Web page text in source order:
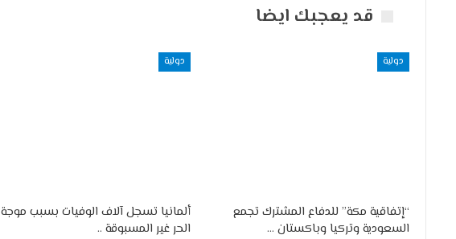
قد يعجبك ايضا
دولية
“إتفاقية مكة” للدفاع المشترك تجمع
السعودية وتركيا وباكستان …
دولية
ألمانيا تسجل آلاف الوفيات بسبب موجة
الحر غير المسبوقة ..